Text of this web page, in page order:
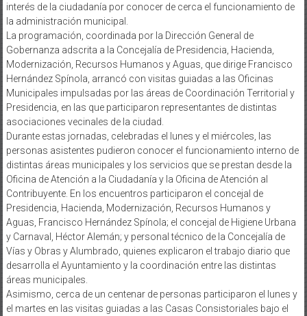
interés de la ciudadanía por conocer de cerca el funcionamiento de
la administración municipal.
La programación, coordinada por la Dirección General de
Gobernanza adscrita a la Concejalía de Presidencia, Hacienda,
Modernización, Recursos Humanos y Aguas, que dirige Francisco
Hernández Spínola, arrancó con visitas guiadas a las Oficinas
Municipales impulsadas por las áreas de Coordinación Territorial y
Presidencia, en las que participaron representantes de distintas
asociaciones vecinales de la ciudad.
Durante estas jornadas, celebradas el lunes y el miércoles, las
personas asistentes pudieron conocer el funcionamiento interno de
distintas áreas municipales y los servicios que se prestan desde la
Oficina de Atención a la Ciudadanía y la Oficina de Atención al
Contribuyente. En los encuentros participaron el concejal de
Presidencia, Hacienda, Modernización, Recursos Humanos y
Aguas, Francisco Hernández Spínola; el concejal de Higiene Urbana
y Carnaval, Héctor Alemán; y personal técnico de la Concejalía de
Vías y Obras y Alumbrado, quienes explicaron el trabajo diario que
desarrolla el Ayuntamiento y la coordinación entre las distintas
áreas municipales.
Asimismo, cerca de un centenar de personas participaron el lunes y
el martes en las visitas guiadas a las Casas Consistoriales bajo el